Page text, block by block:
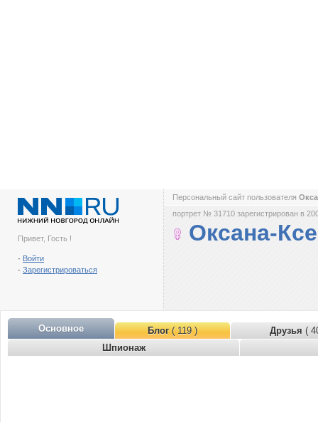
Привет, Гость !
- Войти
- Зарегистрироваться
Персональный сайт пользователя
портрет № 31710 зарегистрирован в
Оксана-
Основное Блог( 119 ) Друзья (
Шпионаж